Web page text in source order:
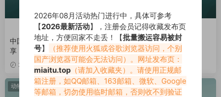
中国图腾神物“龙”美图素材分
享
2020-11-24
小马 马素材
动物小马美图素材分享
2020-11-24
动物图片 动物图片
2026年08月活动热门进行中，具体可参考
【2026最新活动】，注册会员记得收藏发布页
地址，方便回家不走丢！【批量搬运容易被封
号】
（推荐使用火狐或谷歌浏览器访问，个别
国产浏览器可能会无法访问）。网址发布页：
miaitu.top （请加入收藏夹）。请使用正规邮
箱注册，如QQ邮箱、163邮箱、微软、Google
等邮箱，切勿使用临时邮箱，否则收不到验证